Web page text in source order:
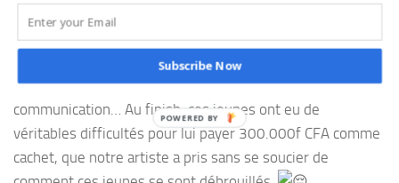
derniers, l’artiste devenu Star leur demande non
seulement un gros budget, mais ne fait rien pour aider
dans la réussite de l’événement. Pas de publication pour
inviter ses fans, pas d’accompagnement pour la
communication… Au finish, ces jeunes ont eu de
véritables difficultés pour lui payer 300.000f CFA comme
cachet, que notre artiste a pris sans se soucier de
Subscribe Now